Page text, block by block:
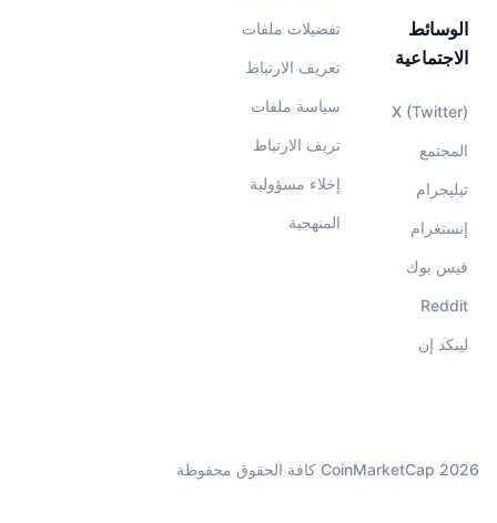
تفضيلات ملفات
تعريف الارتباط
سياسة ملفات
تريف الارتباط
إخلاء مسؤولية
المنهجية
الوسائط
الاجتماعية
X (Twitter)
المجتمع
تيليجرام
إنستغرام
فيس بوك
Reddit
لينكد إن
CoinMarketCap 2026 كافة الحقوق محفوظة